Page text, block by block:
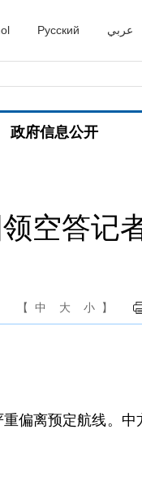
Русский عربي
政府信息公开
空答记
【 中 大 小 】
偏离预定航线。中